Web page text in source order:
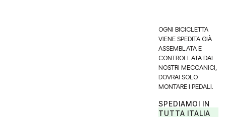
OGNI BICICLETTA
VIENE SPEDITA GIÀ
ASSEMBLATA E
CONTROLLATA DAI
NOSTRI MECCANICI,
DOVRAI SOLO
MONTARE I PEDALI.
SPEDIAMOI IN
TUTTA ITALIA